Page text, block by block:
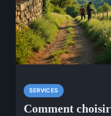
SERVICES
Comment